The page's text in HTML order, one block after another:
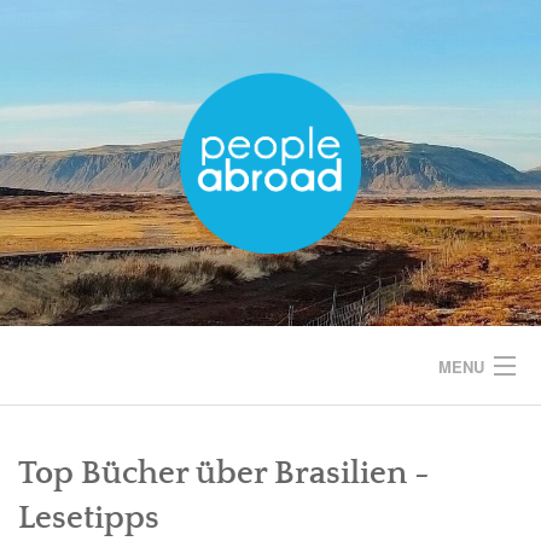
MENU
EUROPA
Top Bücher über Brasilien -
Lesetipps